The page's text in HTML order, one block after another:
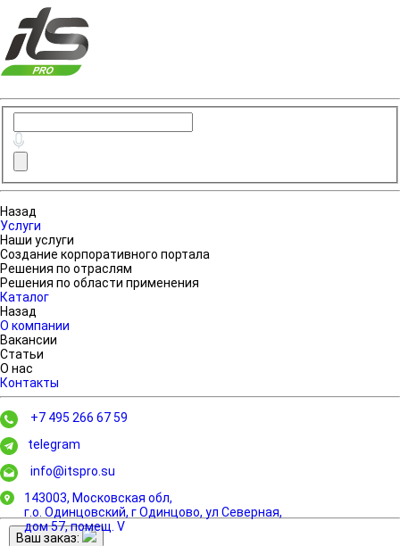
Назад
Услуги
Наши услуги
Создание корпоративного портала
Решения по отраслям
Решения по области применения
Каталог
Назад
О компании
Вакансии
Статьи
О нас
Контакты
+7 495 266 67 59
telegram
info@itspro.su
143003, Московская обл,
г.о. Одинцовский, г Одинцово, ул Северная,
дом 57, помещ. V
Ваш заказ: